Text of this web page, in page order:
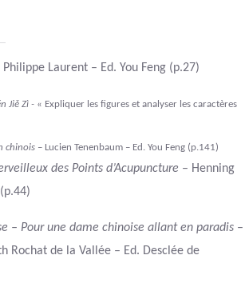
Philippe Laurent – Ed. You Feng (p.27)
Jiě Zì - « Expliquer les figures et analyser les caractères
chinois – Lucien Tenenbaum – Ed. You Feng (p.141)
des Points d’Acupuncture – Henning
– Pour une dame chinoise allant en paradis –
Rochat de la Vallée – Ed. Desclée de